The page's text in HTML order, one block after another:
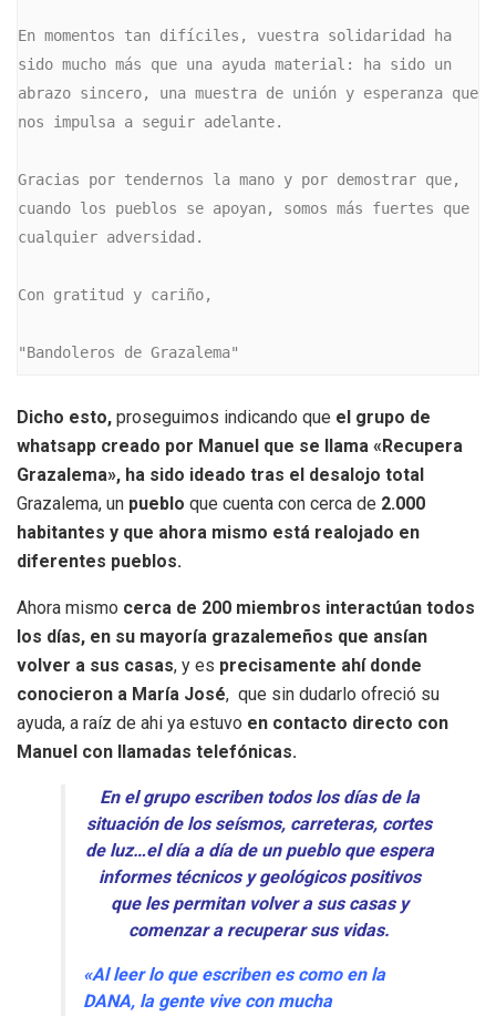
En momentos tan difíciles, vuestra solidaridad ha
sido mucho más que una ayuda material: ha sido un
abrazo sincero, una muestra de unión y esperanza que
nos impulsa a seguir adelante.
Gracias por tendernos la mano y por demostrar que,
cuando los pueblos se apoyan, somos más fuertes que
cualquier adversidad.
Con gratitud y cariño,
"Bandoleros de Grazalema"
Dicho esto, proseguimos indicando que el grupo de
whatsapp creado por Manuel que se llama «Recupera
Grazalema», ha sido ideado tras el desalojo total
Grazalema, un pueblo que cuenta con cerca de 2.000
habitantes y que ahora mismo está realojado en
diferentes pueblos.
Ahora mismo cerca de 200 miembros interactúan todos
los días, en su mayoría grazalemeños que ansían
volver a sus casas, y es precisamente ahí donde
conocieron a María José, que sin dudarlo ofreció su
ayuda, a raíz de ahi ya estuvo en contacto directo con
Manuel con llamadas telefónicas.
En el grupo escriben todos los días de la
situación de los seísmos, carreteras, cortes
de luz…el día a día de un pueblo que espera
informes técnicos y geológicos positivos
que les permitan volver a sus casas y
comenzar a recuperar sus vidas.
«Al leer lo que escriben es como en la
DANA, la gente vive con mucha